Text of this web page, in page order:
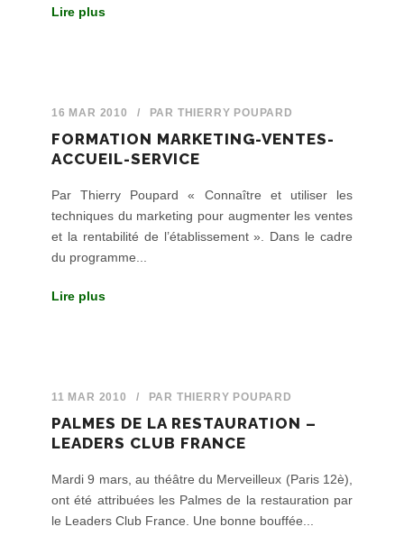
Lire plus
16 MAR 2010 / PAR THIERRY POUPARD
FORMATION MARKETING-VENTES-
ACCUEIL-SERVICE
Par Thierry Poupard « Connaître et utiliser les
techniques du marketing pour augmenter les ventes
et la rentabilité de l’établissement ». Dans le cadre
du programme...
Lire plus
11 MAR 2010 / PAR THIERRY POUPARD
PALMES DE LA RESTAURATION –
LEADERS CLUB FRANCE
Mardi 9 mars, au théâtre du Merveilleux (Paris 12è),
ont été attribuées les Palmes de la restauration par
le Leaders Club France. Une bonne bouffée...